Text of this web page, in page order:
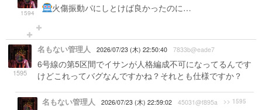
1594 火傷振動パにしとけば良かったのに…
1595
名もない管理人 2026/07/23 (木) 22:50:40 7833b@eade7
6号線の第5区間でイサンが人格編成不可になってるんです
けどこれってバグなんですかね？それとも仕様ですか？
名もない管理人 2026/07/23 (木) 22:59:02 45031@f895a >> 1595